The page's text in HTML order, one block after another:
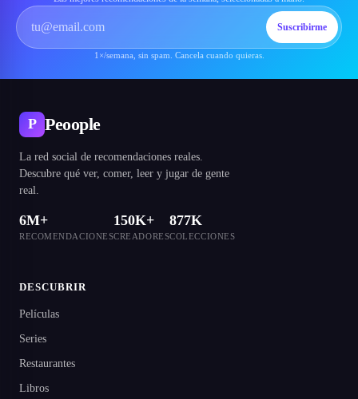
Suscribirme
1×/semana, sin spam. Cancela cuando quieras.
P Peoople
La red social de recomendaciones reales.
Descubre qué ver, comer, leer y jugar de gente
real.
6M+
RECOMENDACIONES
150K+
CREADORES
877K
COLECCIONES
DESCUBRIR
Películas
Series
Restaurantes
Libros